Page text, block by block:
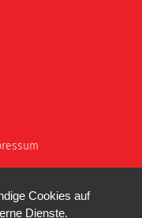
Cookies auf
Dienste.